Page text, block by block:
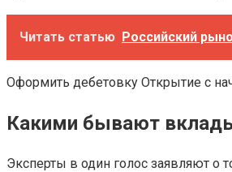
Читать статью Российский
Оформить дебетовку Открытие с
Какими бывают
Эксперты в один голос заявляют о